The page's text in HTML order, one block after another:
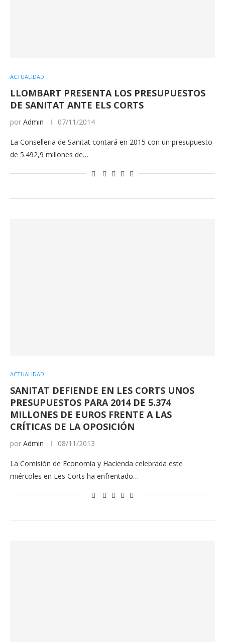
ACTUALIDAD
LLOMBART PRESENTA LOS PRESUPUESTOS
DE SANITAT ANTE ELS CORTS
por Admin 07/11/2014
La Conselleria de Sanitat contará en 2015 con un presupuesto
de 5.492,9 millones de…
ACTUALIDAD
SANITAT DEFIENDE EN LES CORTS UNOS
PRESUPUESTOS PARA 2014 DE 5.374
MILLONES DE EUROS FRENTE A LAS
CRÍTICAS DE LA OPOSICIÓN
por Admin 08/11/2013
La Comisión de Economía y Hacienda celebrada este
miércoles en Les Corts ha enfrentado…